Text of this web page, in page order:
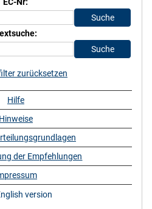
zurücksetzen
Hilfe
Hinweise
der Empfehlungen
version